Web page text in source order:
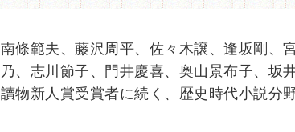
南條範夫、藤沢周平、佐々木譲、逢坂剛、
乃、志川節子、門井慶喜、奥山景布子、
讀物新人賞受賞者に続く、歴史時代小説分